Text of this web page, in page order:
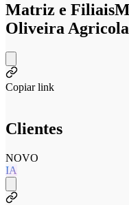
Matriz e Filiais
Oliveira
Copiar link
Clientes
NOVO
IA